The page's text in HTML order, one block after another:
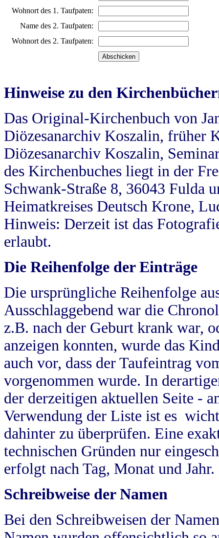
Wohnort des 1. Taufpaten:
Name des 2. Taufpaten:
Wohnort des 2. Taufpaten:
Hinweise zu den
Das Original-Kirchenbuch von
Diözesanarchiv Koszalin, früher
Diözesanarchiv Koszalin,
des Kirchenbuches liegt in der
Schwank-Straße 8, 36043 Fulda
Heimatkreises Deutsch Krone,
Hinweis: Derzeit ist das
erlaubt.
Die Reihenfolge der Einträge
Die ursprüngliche Reihenfolge
Ausschlaggebend war die
z.B. nach der Geburt krank war,
anzeigen konnten, wurde das
auch vor, dass der Taufeintrag
vorgenommen wurde. In
der derzeitigen aktuellen Seite -
Verwendung der Liste ist es
dahinter zu überprüfen. Eine
technischen Gründen nur
erfolgt nach Tag, Monat und Jahr.
Schreibweise der Namen
Bei den Schreibweisen der